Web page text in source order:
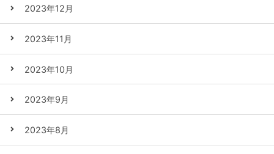
2023年12月
2023年11月
2023年10月
2023年9月
2023年8月